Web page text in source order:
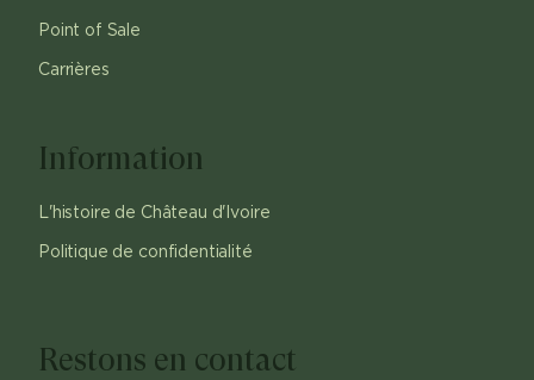
Point of Sale
Carrières
Information
L'histoire de Château d'Ivoire
Politique de confidentialité
Restons en contact